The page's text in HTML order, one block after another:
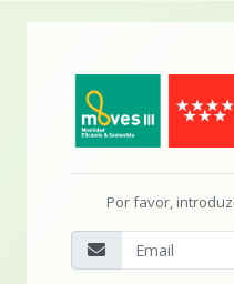
Por favor,